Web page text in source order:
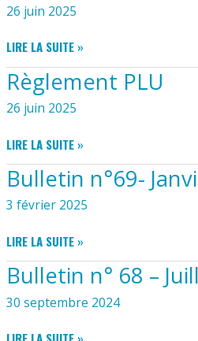
26 juin 2025
ZONAGE
OUEST
LIRE LA SUITE »
Règlement PLU
26 juin 2025
RÈGLEMENT
PLU
LIRE LA SUITE »
Bulletin n°69-
3 février 2025
BULLETIN
N°69-
JANVIER
LIRE LA SUITE »
Bulletin n° 68 –
30 septembre 2024
BULLETIN